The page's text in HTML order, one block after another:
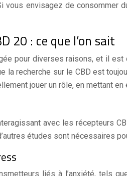
vous envisagez de consommer
20 : ce que l’on sait
pour diverses raisons, et il
recherche sur le CBD est
jouer un rôle, en mettant
avec les récepteurs
études sont nécessaires
liés à l’anxiété, tels